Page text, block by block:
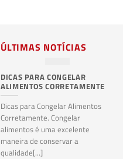
ÚLTIMAS NOTÍCIAS
DICAS PARA CONGELAR
ALIMENTOS CORRETAMENTE
Dicas para Congelar Alimentos
Corretamente. Congelar
alimentos é uma excelente
maneira de conservar a
qualidade[...]